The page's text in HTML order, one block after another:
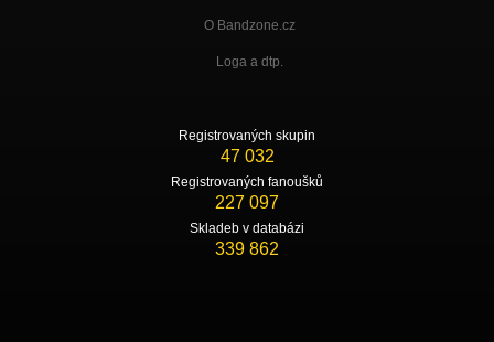
O Bandzone.cz
Loga a dtp.
Registrovaných skupin
47 032
Registrovaných fanoušků
227 097
Skladeb v databázi
339 862